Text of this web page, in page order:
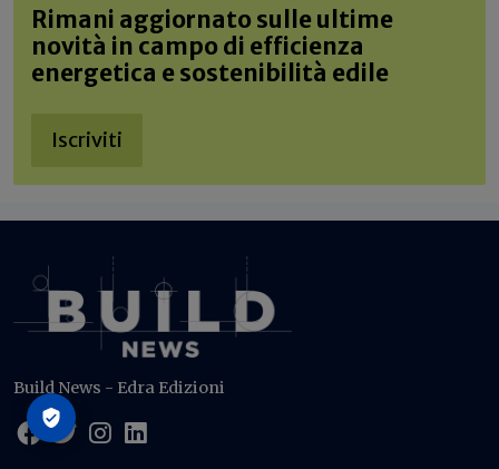
Rimani aggiornato sulle ultime
novità in campo di efficienza
energetica e sostenibilità edile
Iscriviti
Build News - Edra Edizioni